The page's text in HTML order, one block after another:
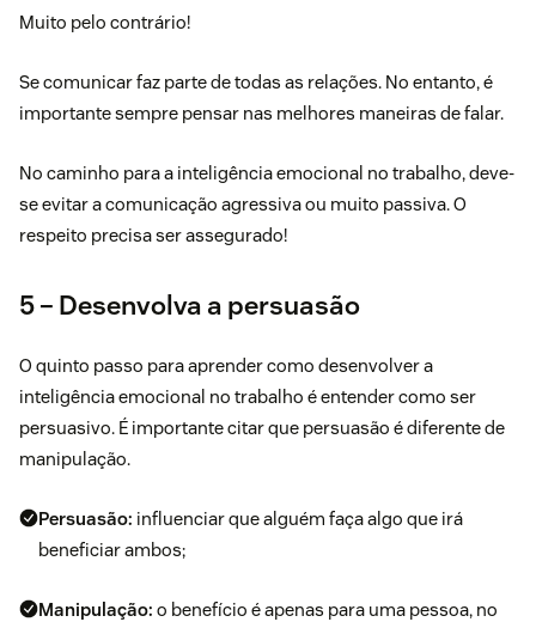
Muito pelo contrário!
Se comunicar faz parte de todas as relações. No entanto, é
importante sempre pensar nas melhores maneiras de falar.
No caminho para a inteligência emocional no trabalho, deve-
se evitar a comunicação agressiva ou muito passiva. O
respeito precisa ser assegurado!
5 – Desenvolva a persuasão
O quinto passo para aprender como desenvolver a
inteligência emocional no trabalho é entender como ser
persuasivo. É importante citar que persuasão é diferente de
manipulação.
Persuasão: influenciar que alguém faça algo que irá
beneficiar ambos;
Manipulação: o benefício é apenas para uma pessoa, no